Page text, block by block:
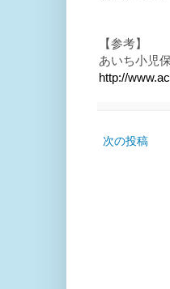
【参考】
あいち小児
http://
次の投稿